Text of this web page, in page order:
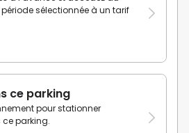
sélectionnée à un tarif
ce parking
pour stationner
parking.